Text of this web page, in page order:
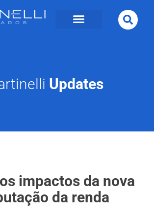
Updates
impactos da nova
da renda